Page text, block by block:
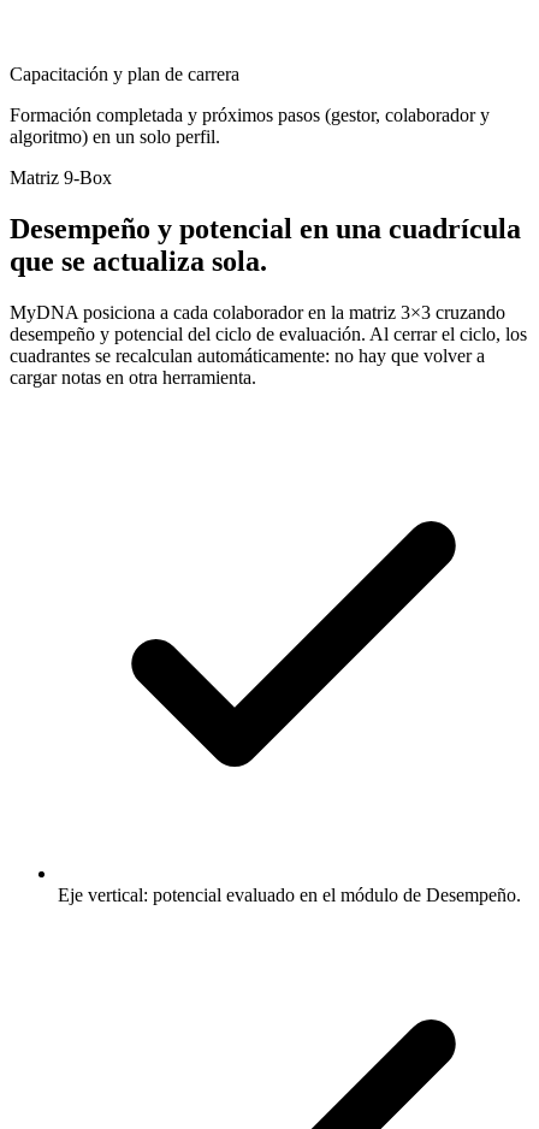
Capacitación y plan de carrera
Formación completada y próximos pasos (gestor, colaborador y
algoritmo) en un solo perfil.
Matriz 9-Box
Desempeño y potencial en una cuadrícula
que se actualiza sola.
MyDNA posiciona a cada colaborador en la matriz 3×3 cruzando
desempeño y potencial del ciclo de evaluación. Al cerrar el ciclo, los
cuadrantes se recalculan automáticamente: no hay que volver a
cargar notas en otra herramienta.
Eje vertical: potencial evaluado en el módulo de Desempeño.